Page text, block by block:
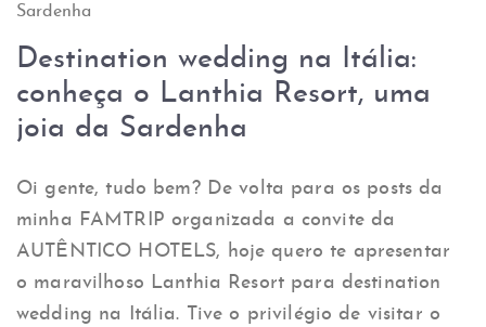
Sardenha
Destination wedding na Itália:
conheça o Lanthia Resort, uma
joia da Sardenha
Oi gente, tudo bem? De volta para os posts da
minha FAMTRIP organizada a convite da
AUTÊNTICO HOTELS, hoje quero te apresentar
o maravilhoso Lanthia Resort para destination
wedding na Itália. Tive o privilégio de visitar o